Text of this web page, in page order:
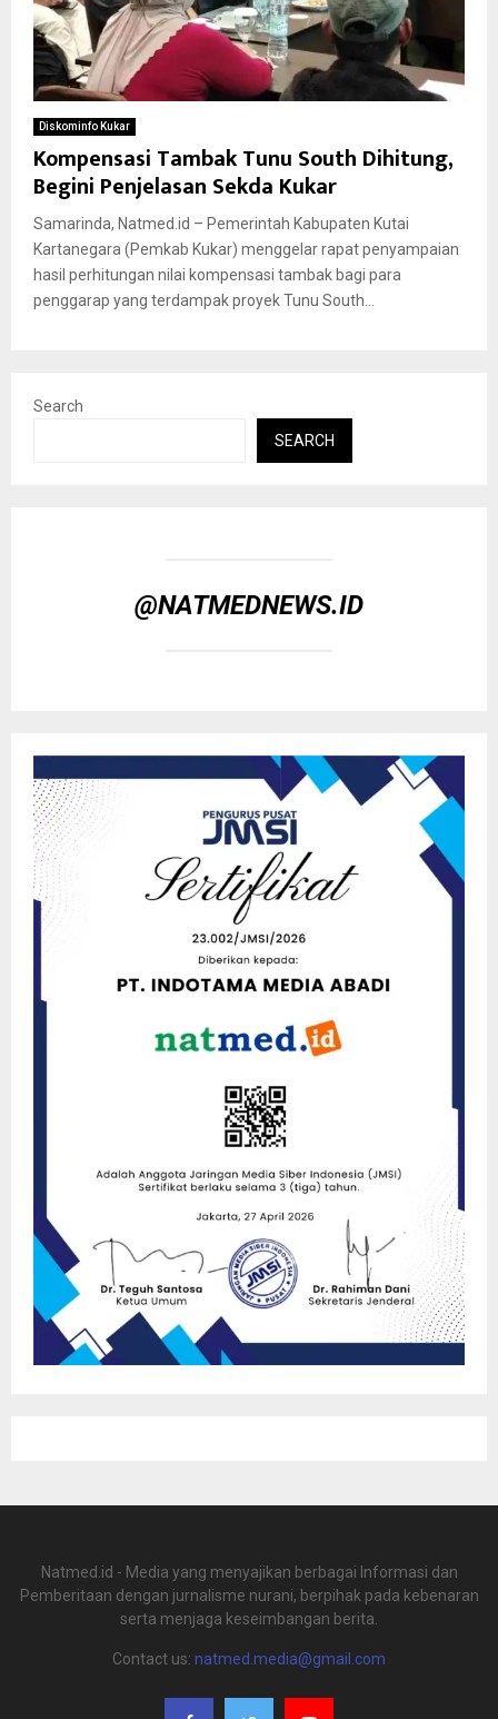
Diskominfo Kukar
Kompensasi Tambak Tunu South Dihitung,
Begini Penjelasan Sekda Kukar
Samarinda, Natmed.id – Pemerintah Kabupaten Kutai
Kartanegara (Pemkab Kukar) menggelar rapat penyampaian
hasil perhitungan nilai kompensasi tambak bagi para
penggarap yang terdampak proyek Tunu South...
Search
SEARCH
@NATMEDNEWS.ID
Natmed.id - Media yang menyajikan berbagai Informasi dan
Pemberitaan dengan jurnalisme nurani, berpihak pada kebenaran
serta menjaga keseimbangan berita.
Contact us: natmed.media@gmail.com